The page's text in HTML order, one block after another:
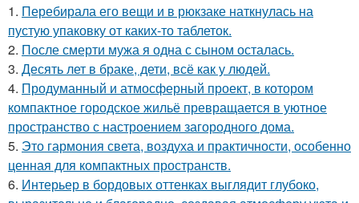
1. Перебирала его вещи и в рюкзаке наткнулась на
пустую упаковку от каких-то таблеток.
2. После смерти мужа я одна с сыном осталась.
3. Десять лет в браке, дети, всё как у людей.
4. Продуманный и атмосферный проект, в котором
компактное городское жильё превращается в уютное
пространство с настроением загородного дома.
5. Это гармония света, воздуха и практичности, особенно
ценная для компактных пространств.
6. Интерьер в бордовых оттенках выглядит глубоко,